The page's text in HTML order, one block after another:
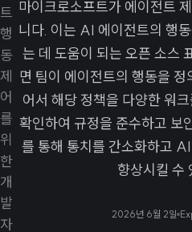
마이크로소프트가 에이전트
니다. 이는 AI 에이전트의 행
는 데 도움이 되는 오픈 소스
면 팀이 에이전트의 행동을
어서 해당 정책을 다양한 워
확인하여 규정을 준수하고 보
를 통해 통치를 간소화하고
향상시킬 수
2026년 6월 2일